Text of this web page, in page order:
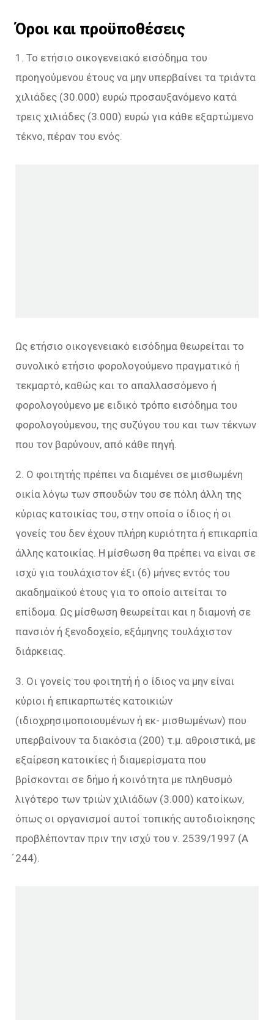
Όροι και προϋποθέσεις
1. Το ετήσιο οικογενειακό εισόδημα του
προηγούμενου έτους να μην υπερβαίνει τα τριάντα
χιλιάδες (30.000) ευρώ προσαυξανόμενο κατά
τρεις χιλιάδες (3.000) ευρώ για κάθε εξαρτώμενο
τέκνο, πέραν του ενός.
Ως ετήσιο οικογενειακό εισόδημα θεωρείται το
συνολικό ετήσιο φορολογούμενο πραγματικό ή
τεκμαρτό, καθώς και το απαλλασσόμενο ή
φορολογούμενο με ειδικό τρόπο εισόδημα του
φορολογούμενου, της συζύγου του και των τέκνων
που τον βαρύνουν, από κάθε πηγή.
2. Ο φοιτητής πρέπει να διαμένει σε μισθωμένη
οικία λόγω των σπουδών του σε πόλη άλλη της
κύριας κατοικίας του, στην οποία ο ίδιος ή οι
γονείς του δεν έχουν πλήρη κυριότητα ή επικαρπία
άλλης κατοικίας. Η μίσθωση θα πρέπει να είναι σε
ισχύ για τουλάχιστον έξι (6) μήνες εντός του
ακαδημαϊκού έτους για το οποίο αιτείται το
επίδομα. Ως μίσθωση θεωρείται και η διαμονή σε
πανσιόν ή ξενοδοχείο, εξάμηνης τουλάχιστον
διάρκειας.
3. Οι γονείς του φοιτητή ή ο ίδιος να μην είναι
κύριοι ή επικαρπωτές κατοικιών
(ιδιοχρησιμοποιουμένων ή εκ- μισθωμένων) που
υπερβαίνουν τα διακόσια (200) τ.μ. αθροιστικά, με
εξαίρεση κατοικίες ή διαμερίσματα που
βρίσκονται σε δήμο ή κοινότητα με πληθυσμό
λιγότερο των τριών χιλιάδων (3.000) κατοίκων,
όπως οι οργανισμοί αυτοί τοπικής αυτοδιοίκησης
προβλέπονταν πριν την ισχύ του ν. 2539/1997 (Α
́244).